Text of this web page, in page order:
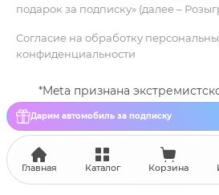
Согласие на обработку
конфиденциальности
подарок за подписку» (далее –
*Meta признана
Дарим автомобиль за подписку
Главная Каталог Корзина